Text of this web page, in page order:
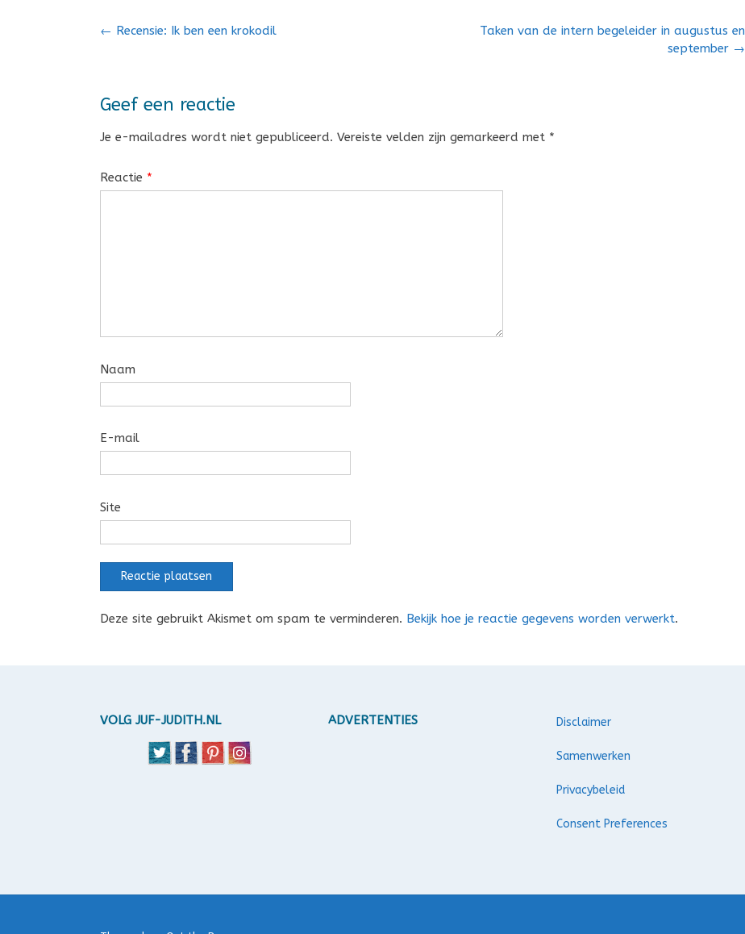
Bericht
Taken van de intern begeleider in augustus en
september →
← Recensie: Ik ben een krokodil
Geef een reactie
Je e-mailadres wordt niet gepubliceerd. Vereiste velden zijn gemarkeerd met *
Reactie *
Naam
E-mail
Site
Deze site gebruikt Akismet om spam te verminderen. Bekijk hoe je reactie gegevens worden verwerkt.
VOLG JUF-JUDITH.NL ADVERTENTIES Disclaimer
Samenwerken
Privacybeleid
Consent Preferences